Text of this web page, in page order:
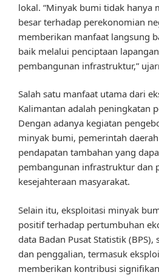
lokal. “Minyak bumi tidak hanya
besar terhadap perekonomian
memberikan manfaat langsung
baik melalui penciptaan
pembangunan infrastruktur,”
Salah satu manfaat utama dari
Kalimantan adalah peningkatan
Dengan adanya kegiatan
minyak bumi, pemerintah
pendapatan tambahan yang
pembangunan infrastruktur dan
kesejahteraan masyarakat.
Selain itu, eksploitasi minyak
positif terhadap pertumbuhan
data Badan Pusat Statistik
dan penggalian, termasuk
memberikan kontribusi